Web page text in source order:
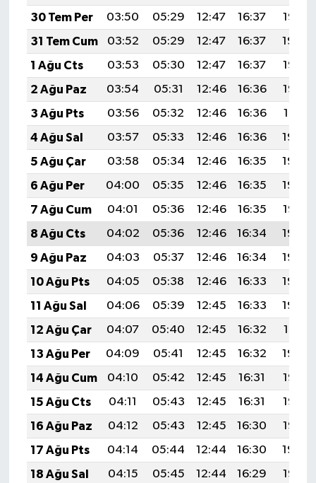
30 Tem Per
03:50 05:29 12:47 16:37
19:55
31 Tem Cum
03:52 05:29 12:47 16:37
19:54
1 Ağu Cts
03:53 05:30 12:47 16:37
19:53
2 Ağu Paz
03:54 05:31 12:46 16:36
19:52
3 Ağu Pts
03:56 05:32 12:46 16:36
19:51
4 Ağu Sal
03:57 05:33 12:46 16:36
19:50
5 Ağu Çar
03:58 05:34 12:46 16:35
19:49
6 Ağu Per
04:00 05:35 12:46 16:35
19:48
7 Ağu Cum
04:01 05:36 12:46 16:35
19:47
8 Ağu Cts
04:02 05:36 12:46 16:34
19:45
9 Ağu Paz
04:03 05:37 12:46 16:34
19:44
10 Ağu Pts
04:05 05:38 12:46 16:33
19:43
11 Ağu Sal
04:06 05:39 12:45 16:33
19:42
12 Ağu Çar
04:07 05:40 12:45 16:32
19:41
13 Ağu Per
04:09 05:41 12:45 16:32
19:39
14 Ağu Cum
04:10 05:42 12:45 16:31
19:38
15 Ağu Cts
04:11 05:43 12:45 16:31
19:37
16 Ağu Paz
04:12 05:43 12:45 16:30
19:36
17 Ağu Pts
04:14 05:44 12:44 16:30
19:34
18 Ağu Sal
04:15 05:45 12:44 16:29
19:33